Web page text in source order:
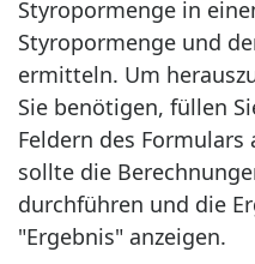
Styropormenge in
Styropormenge und
ermitteln. Um
Sie benötigen, füllen
Feldern des Formulars
sollte die
durchführen und die
"Ergebnis" anzeigen.